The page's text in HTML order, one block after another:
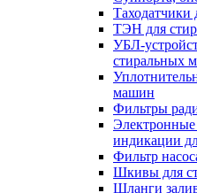
Таходатчики
ТЭН для
УБЛ-
стиральных
машин
Фильтры
индикации
Фильтр
Шкивы для
Шланги